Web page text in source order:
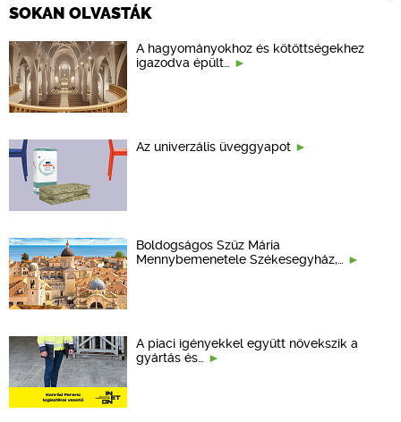
SOKAN OLVASTÁK
A hagyományokhoz és kötöttségekhez
igazodva épült…
Az univerzális üveggyapot
Boldogságos Szűz Mária
Mennybemenetele Székesegyház,…
A piaci igényekkel együtt növekszik a
gyártás és…